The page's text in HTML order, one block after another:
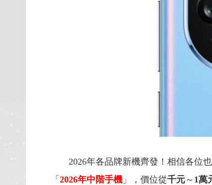
2026年各品牌新機齊發！相信各位也
「 2026年中階手機 」，價位從千元～ 1萬